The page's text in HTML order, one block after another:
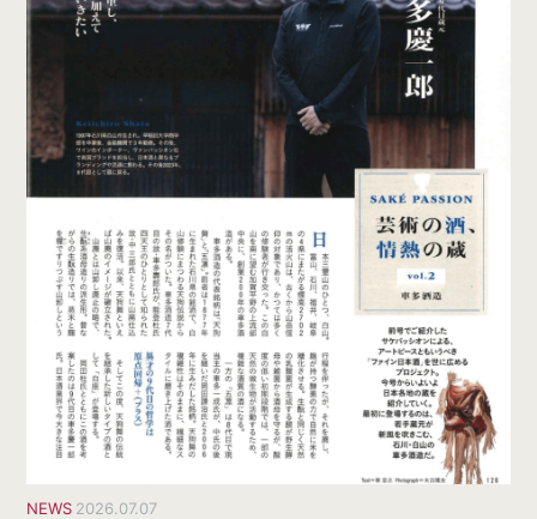
NEWS 2026.07.07